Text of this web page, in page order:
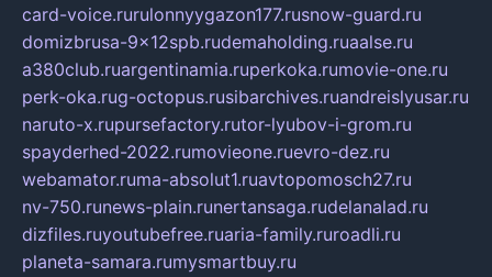
card-voice.rurulonnyygazon177.rusnow-guard.ru
domizbrusa-9x12spb.rudemaholding.ruaalse.ru
a380club.ruargentinamia.ruperkoka.rumovie-one.ru
perk-oka.rug-octopus.rusibarchives.ruandreislyusar.ru
naruto-x.rupursefactory.rutor-lyubov-i-grom.ru
spayderhed-2022.rumovieone.ruevro-dez.ru
webamator.ruma-absolut1.ruavtopomosch27.ru
nv-750.runews-plain.runertansaga.rudelanalad.ru
dizfiles.ruyoutubefree.ruaria-family.ruroadli.ru
planeta-samara.rumysmartbuy.ru